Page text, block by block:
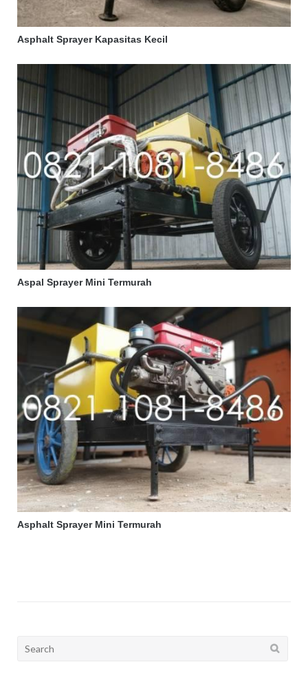
Asphalt Sprayer Kapasitas Kecil
Aspal Sprayer Mini Termurah
Asphalt Sprayer Mini Termurah
Search